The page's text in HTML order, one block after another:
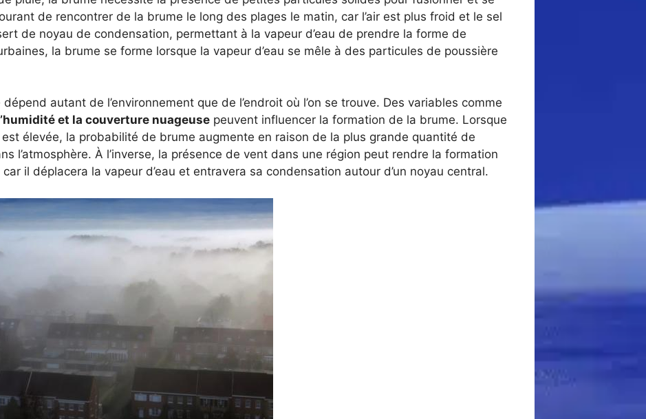
de rencontrer de la brume le long des plages le matin, car l’air est plus froid et le sel
de noyau de condensation, permettant à la vapeur d’eau de prendre la forme de
la brume se forme lorsque la vapeur d’eau se mêle à des particules de poussière
autant de l’environnement que de l’endroit où l’on se trouve. Des variables comme
et la couverture nuageuse peuvent influencer la formation de la brume. Lorsque
est élevée, la probabilité de brume augmente en raison de la plus grande quantité de
l’atmosphère. À l’inverse, la présence de vent dans une région peut rendre la formation
il déplacera la vapeur d’eau et entravera sa condensation autour d’un noyau central.